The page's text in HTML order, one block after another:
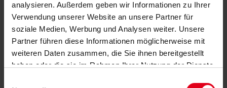
analysieren. Außerdem geben wir Informationen zu Ihrer
Verwendung unserer Website an unsere Partner für
soziale Medien, Werbung und Analysen weiter. Unsere
Partner führen diese Informationen möglicherweise mit
weiteren Daten zusammen, die Sie ihnen bereitgestellt
haben oder die sie im Rahmen Ihrer Nutzung der Dienste